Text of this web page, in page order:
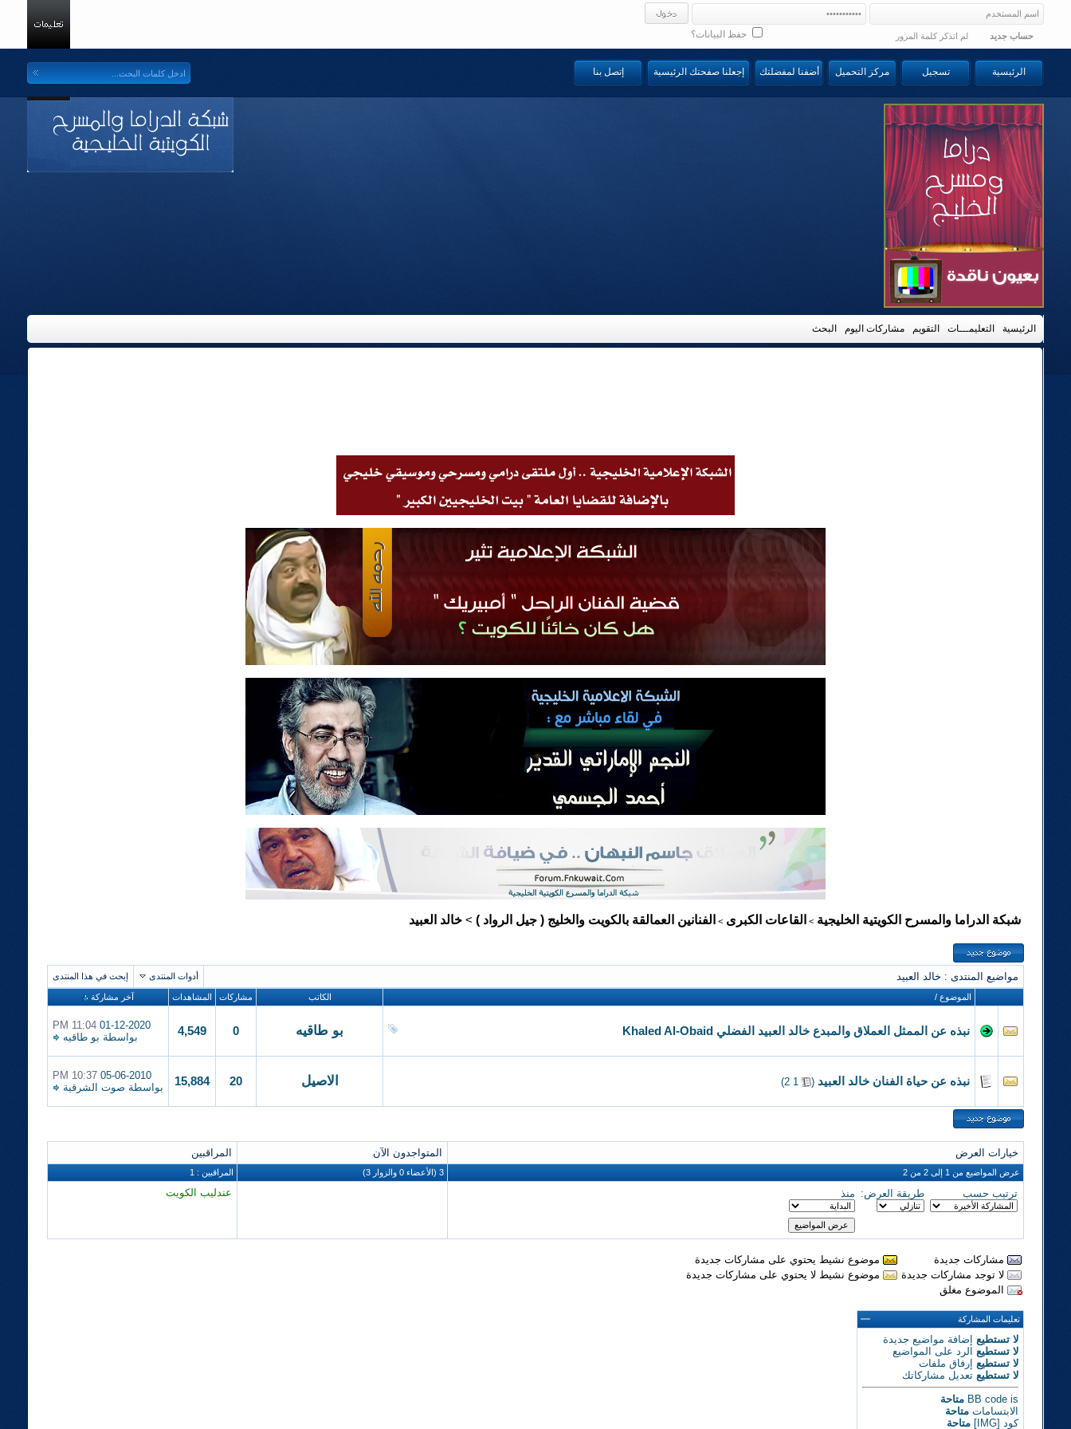
حفظ البيانات؟ حساب جديد لم اتذكر كلمة المرور
الرئيسية تسجيل مركز التحميل أضفنا لمفضلتك إجعلنا صفحتك الرئيسية إتصل بنا
الرئيسية التعليمـــات التقويم مشاركات اليوم البحث
شبكة الدراما والمسرح الكويتية الخليجية > القاعات الكبرى > الفنانين العمالقة بالكويت والخليج ( جيل الرواد )> خالد العبيد
مواضيع المنتدى: خالد العبيد أدوات المنتدى إبحث في هذا المنتدى
الموضوع / الكاتب مشاركات المشاهدات آخر مشاركة
نبذه عن الممثل العملاق والمبدع خالد العبيد الفضلي Khaled Al-Obaid بو طاقيه 0
4,549
01-12-2020
11:04 PM
بواسطة بو طاقيه
نبذه عن حياة الفنان خالد العبيد (
1
2
) الاصيل 20
15,884
05-06-2010
10:37 PM
بواسطة صوت الشرقية
خيارات العرض المتواجدون الآن المراقبين
عرض المواضيع من 1 إلى 2 من 2 3 (الأعضاء 0 والزوار 3) المراقبين : 1
ترتيب حسب طريقة العرض: منذ عندليب الكويت
مشاركات جديدة
موضوع نشيط يحتوي على مشاركات جديدة
لا توجد مشاركات جديدة
موضوع نشيط لا يحتوي على مشاركات جديدة
الموضوع مغلق
تعليمات المشاركة
لا تستطيعإضافة مواضيع جديدة
لا تستطيعالرد على المواضيع
لا تستطيعإرفاق ملفات
لا تستطيعتعديل مشاركاتك
BB code is
متاحة
الابتسامات متاحة
كود [IMG]
متاحة